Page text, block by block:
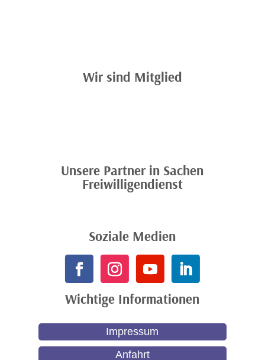
Wir sind Mitglied
Unsere Partner in Sachen
Freiwilligendienst
Soziale Medien
Wichtige Informationen
Impressum
Anfahrt